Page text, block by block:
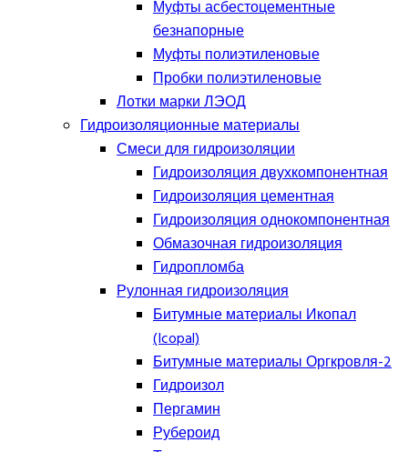
Муфты асбестоцементные
безнапорные
Муфты полиэтиленовые
Пробки полиэтиленовые
Лотки марки ЛЭОД
Гидроизоляционные материалы
Смеси для гидроизоляции
Гидроизоляция двухкомпонентная
Гидроизоляция цементная
Гидроизоляция однокомпонентная
Обмазочная гидроизоляция
Гидропломба
Рулонная гидроизоляция
Битумные материалы Икопал
(Icopal)
Битумные материалы Оргкровля-2
Гидроизол
Пергамин
Рубероид